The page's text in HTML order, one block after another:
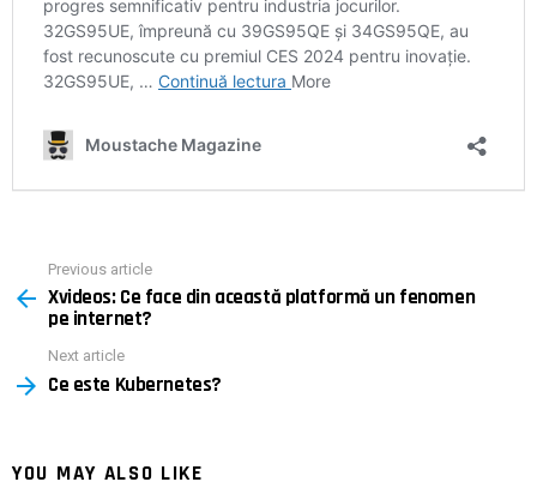
more
Previous article
Xvideos: Ce face din această platformă un fenomen
pe internet?
Next article
Ce este Kubernetes?
YOU MAY ALSO LIKE